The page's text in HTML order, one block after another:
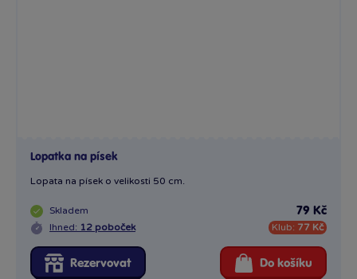
Lopatka na písek
Lopata na písek o velikosti 50 cm.
Skladem
Ihned: 12 poboček
79 Kč
Klub: 77 Kč
Rezervovat Do košíku